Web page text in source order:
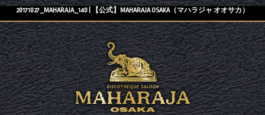
20171027_MAHARAJA_140 | 【公式】MAHARAJA OSAKA（マハラジャ オオサカ）